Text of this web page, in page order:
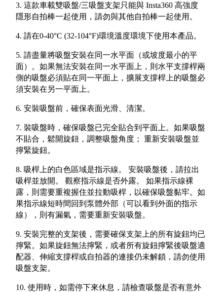
3. 這款車載雙吸盤/三吸盤支架只能與 Insta360 高強度
隱形自拍棒一起使用，請勿與其他自拍棒一起使用。
4. 請在0-40°C (32-104°F)環境溫度環境下使用本產品。
5. 請盡量將吸盤安裝在同一水平面（或坡度最小的平
面）。如果無法安裝在同一水平面上，則水平支撐桿兩
側的吸盤必須貼在同一平面上，擴展支撐桿上的吸盤必
須安裝在另一平面上。
6. 安裝吸盤前，確保表面光滑、清潔。
7. 裝吸盤時，確保吸盤已完全貼合到平面上。如果吸盤
不貼合，鬆開旋鈕，調整吸盤角度； 重新安裝吸盤並
擰緊旋鈕。
8. 吸桿上的白色區域是指示線。 安裝吸盤後，請拉出
吸桿並放開。 觀察指示線是否外露。 如果指示線裸
露，則需要重複握住並拉動吸桿，以確保吸盤黏牢。如
果指示線短時間回到泵體外部（可以看到外面的指示
線），則有漏氣，需要重新安裝吸盤。
9. 安裝完整的支架後，需要確保支架上的所有旋鈕均已
擰緊。如果旋鈕無法擰緊，或者所有旋鈕擰緊後吸盤適
配器、伸縮支撐桿或自拍器的連接仍未解鎖，請勿使用
吸盤支架。
10. 使用時，如需停下來休息，請檢查吸盤是否有意外